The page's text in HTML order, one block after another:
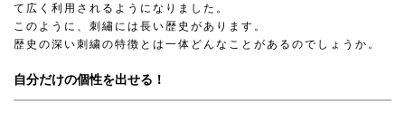
て広く利用されるようになりました。
このように、刺繡には長い歴史があります。
歴史の深い刺繍の特徴とは一体どんなことがあるのでしょうか。
自分だけの個性を出せる！